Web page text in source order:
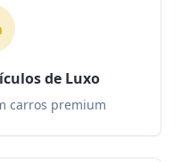
de Luxo
carros premium